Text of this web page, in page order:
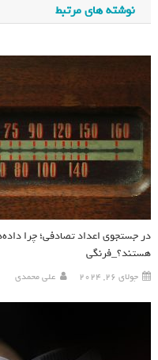
نوشته های مرتبط
در جستجوی اعداد تصادفی؛ چرا
هستند؟_فرنگی
جولای 26, 2024 علی محمدی